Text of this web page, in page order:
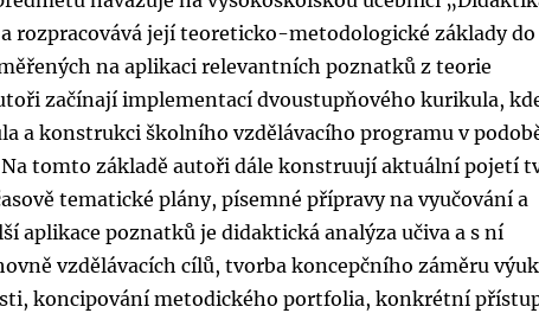
rozpracovává její teoreticko-metodologické základy do
na aplikaci relevantních poznatků z teorie
začínají implementací dvoustupňového kurikula,
a konstrukci školního vzdělávacího programu v
tomto základě autoři dále konstruují aktuální pojetí
tematické plány, písemné přípravy na vyučování a
aplikace poznatků je didaktická analýza učiva a s ní
vzdělávacích cílů, tvorba koncepčního záměru
koncipování metodického portfolia, konkrétní